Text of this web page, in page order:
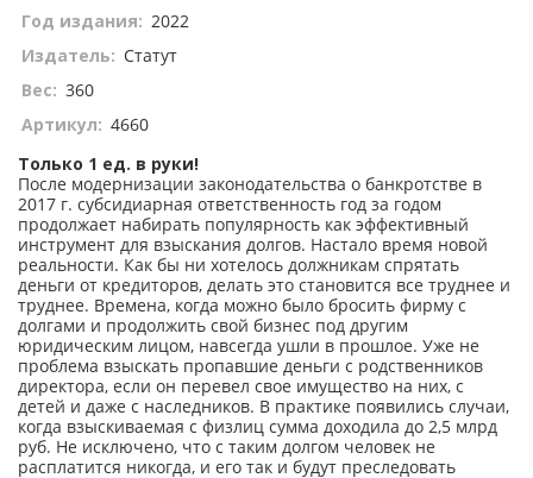
Год издания: 2022
Издатель: Статут
Вес: 360
Артикул: 4660
Только 1 ед. в руки!
После модернизации законодательства о банкротстве в
2017 г. субсидиарная ответственность год за годом
продолжает набирать популярность как эффективный
инструмент для взыскания долгов. Настало время новой
реальности. Как бы ни хотелось должникам спрятать
деньги от кредиторов, делать это становится все труднее и
труднее. Времена, когда можно было бросить фирму с
долгами и продолжить свой бизнес под другим
юридическим лицом, навсегда ушли в прошлое. Уже не
проблема взыскать пропавшие деньги с родственников
директора, если он перевел свое имущество на них, с
детей и даже с наследников. В практике появились случаи,
когда взыскиваемая с физлиц сумма доходила до 2,5 млрд
руб. Не исключено, что с таким долгом человек не
расплатится никогда, и его так и будут преследовать